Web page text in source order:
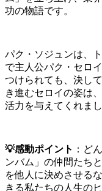
功の物語です。
パク・ソジュンは、
で主人公パク・セロ
つけられても、決し
き進むセロイの姿は
活力を与えてくれまし
💡感動ポイント ：ど
ンバム」の仲間たち
を他人に決めさせる
きる私たちの人生の